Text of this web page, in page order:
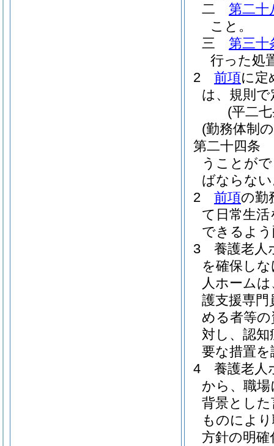
二
第二十
こと。
三
第三十
行った処
2
前項に定
は、規則
(平二
(勤務体制
第二十四条
うことが
ばならな
2
前項の勤
て日常生
できるよ
3
養護老人
を確保し
人ホーム
護支援専門
める者等
対し、認
要な措置
4
養護老人
から、職
背景とし
ものによ
方針の明